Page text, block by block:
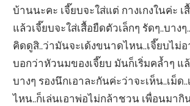
บ้านนะคะ เจี๊ยบจะใส่แต่ กางเกงในค่ะ เ
แล้วเจี๊ยบจะใส่เสื้อยืดตัวเล็กๆ รัดๆ..บาง
คิดดูสิ..ว่ามันจะเด้งขนาดไหน..เจี๊ยบไม่
บอกว่าหัวนมของเจี๊ยบ มันก็เริ่มคล้ำๆ แ
บางๆ รองนึกเอาละกันค่ะว่าจะเห็น..เม็ด
ไหน..ก็เล่นเอาพ่อไม่กล้าชวน เพื่อนมากิ